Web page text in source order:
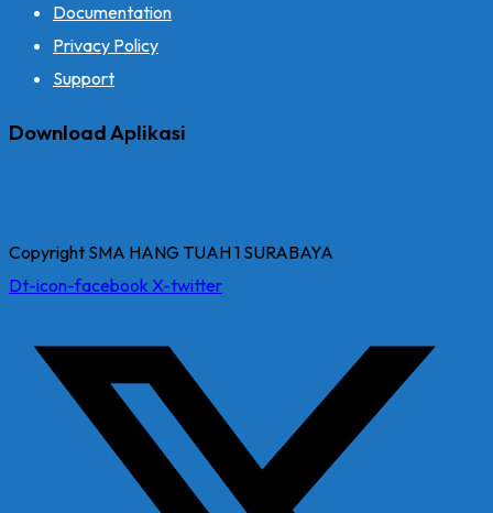
Documentation
Privacy Policy
Support
Download Aplikasi
Copyright SMA HANG TUAH 1 SURABAYA
Dt-icon-facebook X-twitter